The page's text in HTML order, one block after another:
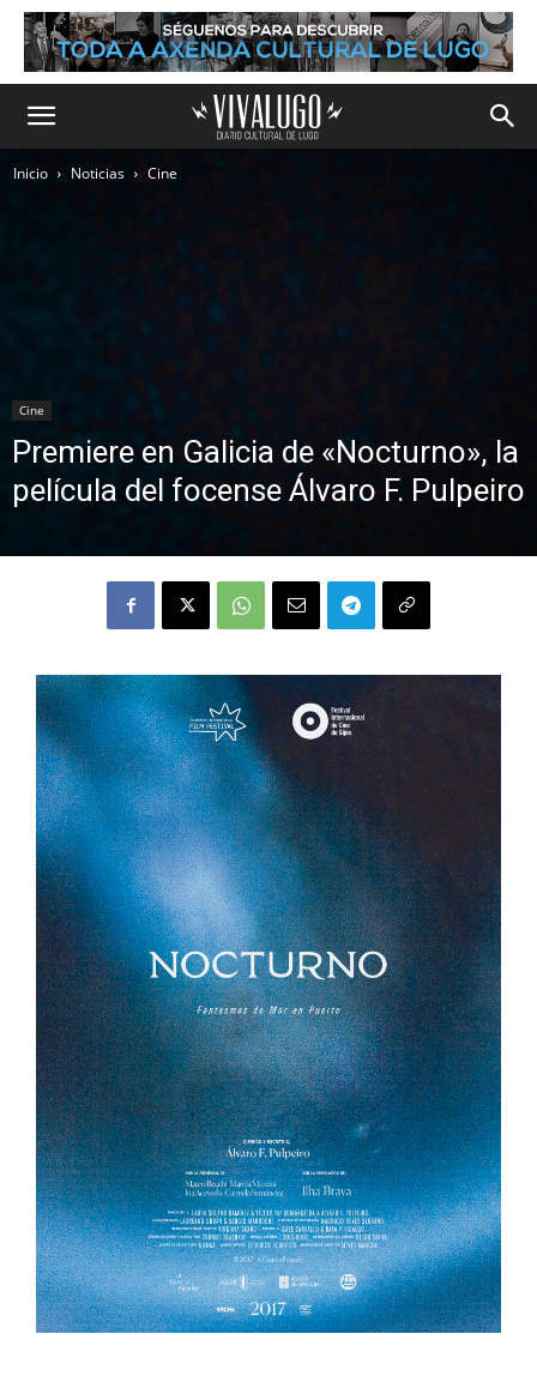
Inicio Noticias Cine
Cine
Premiere en Galicia de «Nocturno», la
película del focense Álvaro F. Pulpeiro